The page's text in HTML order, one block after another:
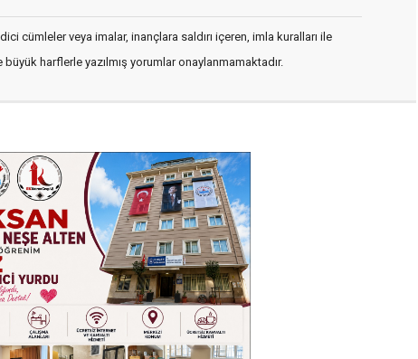
cümleler veya imalar, inançlara saldırı içeren, imla kuralları ile
harflerle yazılmış yorumlar onaylanmamaktadır.